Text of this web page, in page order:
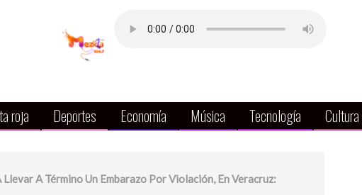
roja Deportes Economía Música Tecnología Cultura
A Término Un Embarazo Por Violación, En Veracruz: